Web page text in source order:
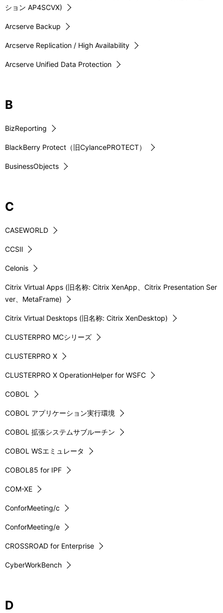
ション AP4SCVX)
Arcserve Backup
Arcserve Replication / High Availability
Arcserve Unified Data Protection
B
BizReporting
BlackBerry Protect（旧CylancePROTECT）
BusinessObjects
C
CASEWORLD
CCSⅡ
Celonis
Citrix Virtual Apps (旧名称: Citrix XenApp、Citrix Presentation Ser
ver、MetaFrame)
Citrix Virtual Desktops (旧名称: Citrix XenDesktop)
CLUSTERPRO MCシリーズ
CLUSTERPRO X
CLUSTERPRO X OperationHelper for WSFC
COBOL
COBOL アプリケーション実行環境
COBOL 拡張システムサブルーチン
COBOL WSエミュレータ
COBOL85 for IPF
COM-XE
ConforMeeting/c
ConforMeeting/e
CROSSROAD for Enterprise
CyberWorkBench
D